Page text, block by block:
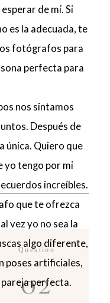
de mí. Si
es la adecuada, te
fotógrafos para
perfecta para
nos sintamos
Después de
única. Quiero que
yo tengo por mi
increíbles.
que te ofrezca
vez yo no sea la
algo diferente,
poses artificiales,
perfecta.
Question
02